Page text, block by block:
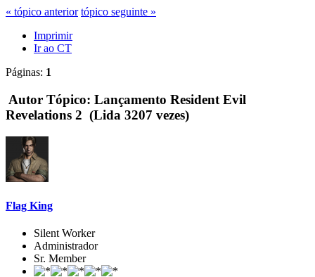
« tópico anterior tópico seguinte »
Imprimir
Ir ao CT
Páginas: 1
Autor Tópico: Lançamento Resident Evil
Revelations 2 (Lida 3207 vezes)
Flag King
Silent Worker
Administrador
Sr. Member